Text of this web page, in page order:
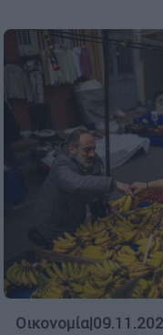
Οικονομία|